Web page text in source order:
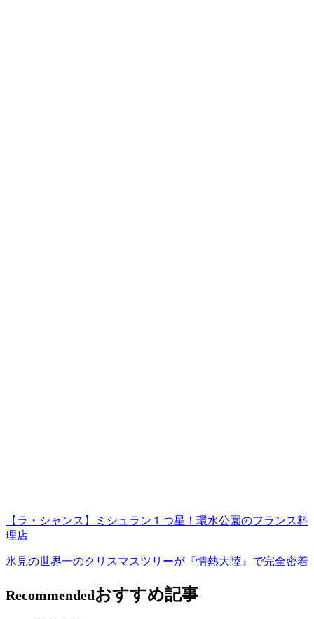
【ラ・シャンス】ミシュラン１つ星！環水公園のフランス料
理店
氷見の世界一のクリスマスツリーが『情熱大陸』で完全密着
Recommendedおすすめ記事